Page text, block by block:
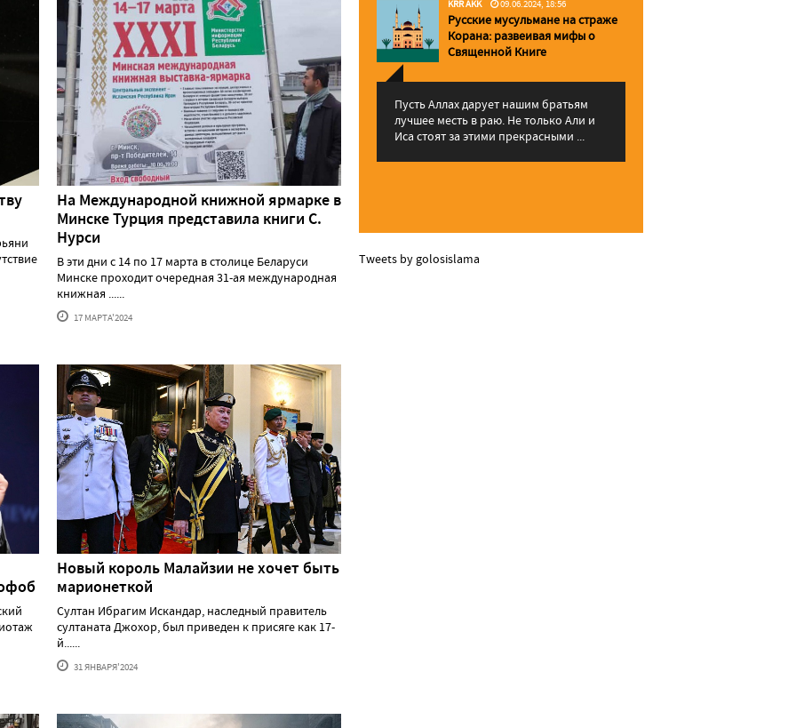
На Международной книжной ярмарке в
Минске Турция представила книги С.
Нурси
В эти дни с 14 по 17 марта в столице Беларуси
Минске проходит очередная 31-ая международная
книжная ......
17 МАРТА'2024
Новый король Малайзии не хочет быть
марионеткой
Султан Ибрагим Искандар, наследный правитель
султаната Джохор, был приведен к присяге как 17-
й......
31 ЯНВАРЯ'2024
KRR AKK 09.06.2024, 18:56
Русские мусульмане на страже
Корана: pазвеивая мифы о
Священной Книге
Пусть Аллах дарует нашим братьям
лучшее месть в раю. Не только Али и
Иса стоят за этими прекрасными ...
Tweets by golosislama